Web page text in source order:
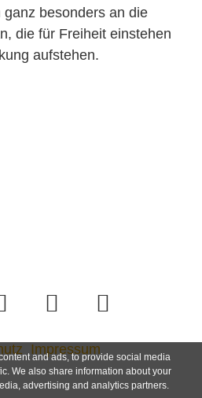
besonders an die
die für Freiheit einstehen
aufstehen.
Impressum
and ads, to provide social media
We also share information about your
advertising and analytics partners.